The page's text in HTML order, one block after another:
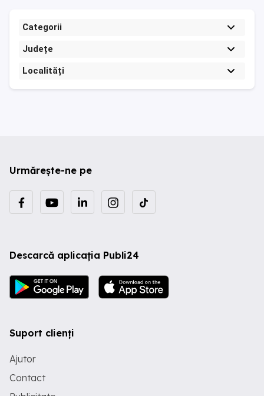
Categorii
Județe
Localități
Urmărește-ne pe
Descarcă aplicația Publi24
Suport clienți
Ajutor
Contact